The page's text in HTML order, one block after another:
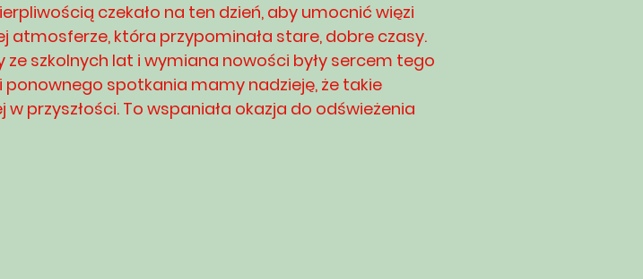
czekało na ten dzień, aby umocnić więzi
atmosferze, która przypominała stare, dobre czasy.
szkolnych lat i wymiana nowości były sercem tego
spotkania mamy nadzieję, że takie
przyszłości. To wspaniała okazja do odświeżenia